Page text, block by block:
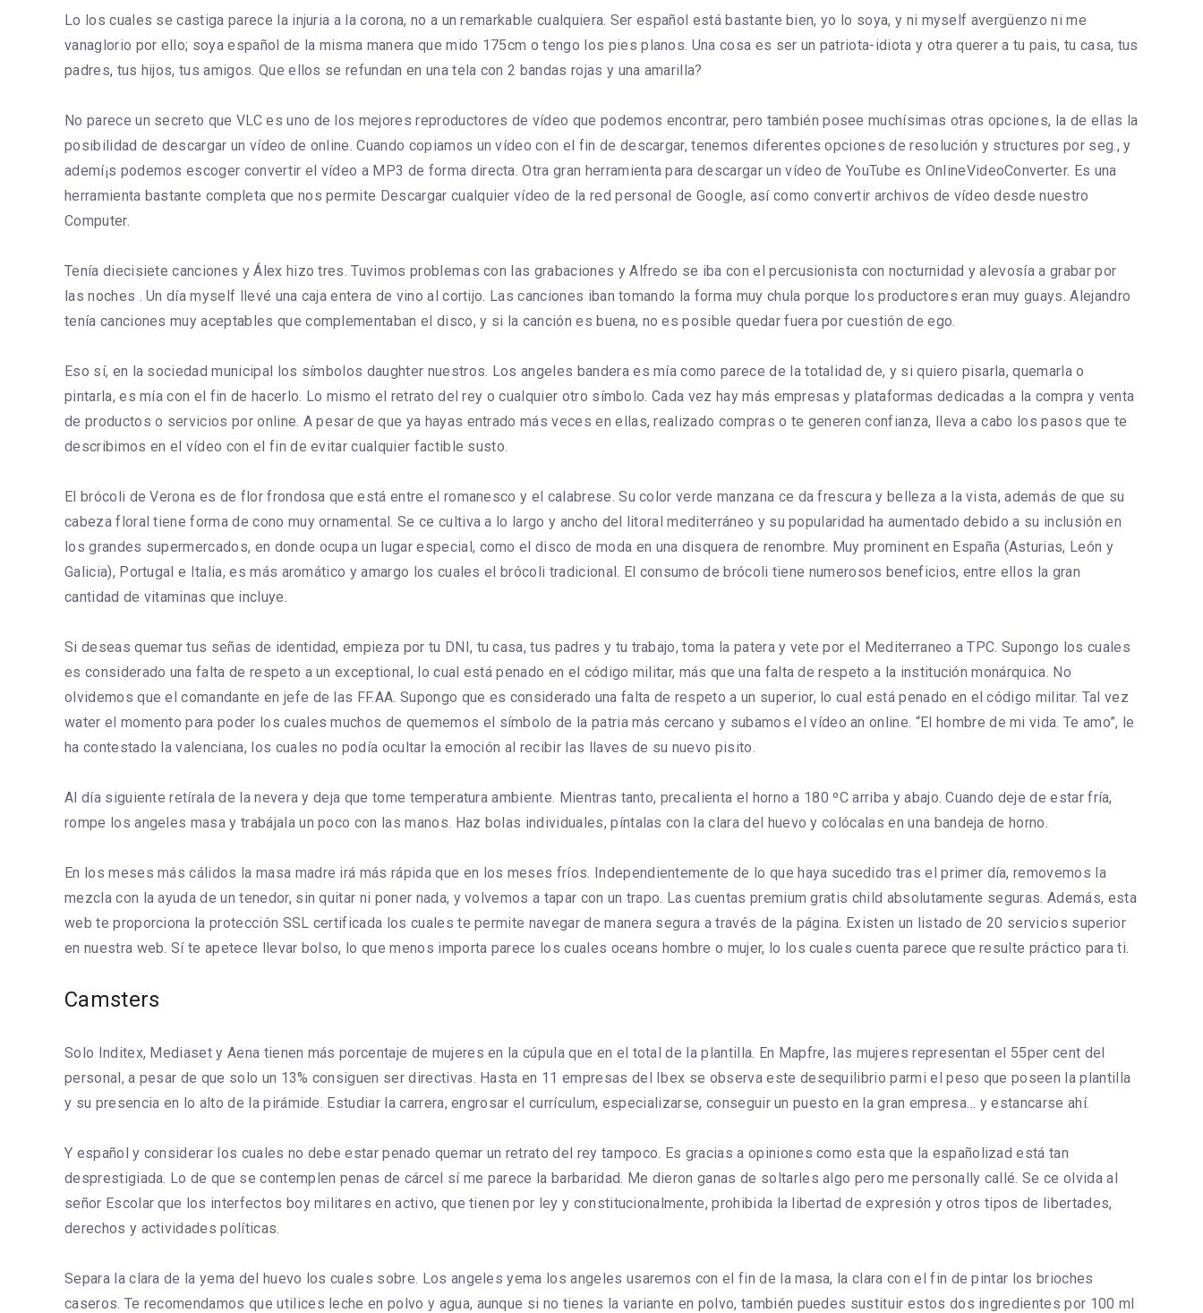
Lo los cuales se castiga parece la injuria a la corona, no a un remarkable cualquiera. Ser español está bastante bien, yo lo soya, y ni myself avergüenzo ni me
vanaglorio por ello; soya español de la misma manera que mido 175cm o tengo los pies planos. Una cosa es ser un patriota-idiota y otra querer a tu pais, tu casa, tus
padres, tus hijos, tus amigos. Que ellos se refundan en una tela con 2 bandas rojas y una amarilla?
No parece un secreto que VLC es uno de los mejores reproductores de vídeo que podemos encontrar, pero también posee muchísimas otras opciones, la de ellas la
posibilidad de descargar un vídeo de online. Cuando copiamos un vídeo con el fin de descargar, tenemos diferentes opciones de resolución y structures por seg., y
ademí¡s podemos escoger convertir el vídeo a MP3 de forma directa. Otra gran herramienta para descargar un vídeo de YouTube es OnlineVideoConverter. Es una
herramienta bastante completa que nos permite Descargar cualquier vídeo de la red personal de Google, así como convertir archivos de vídeo desde nuestro
Computer.
Tenía diecisiete canciones y Álex hizo tres. Tuvimos problemas con las grabaciones y Alfredo se iba con el percusionista con nocturnidad y alevosía a grabar por
las noches . Un día myself llevé una caja entera de vino al cortijo. Las canciones iban tomando la forma muy chula porque los productores eran muy guays. Alejandro
tenía canciones muy aceptables que complementaban el disco, y si la canción es buena, no es posible quedar fuera por cuestión de ego.
Eso sí, en la sociedad municipal los símbolos daughter nuestros. Los angeles bandera es mía como parece de la totalidad de, y si quiero pisarla, quemarla o
pintarla, es mía con el fin de hacerlo. Lo mismo el retrato del rey o cualquier otro símbolo. Cada vez hay más empresas y plataformas dedicadas a la compra y venta
de productos o servicios por online. A pesar de que ya hayas entrado más veces en ellas, realizado compras o te generen confianza, lleva a cabo los pasos que te
describimos en el vídeo con el fin de evitar cualquier factible susto.
El brócoli de Verona es de flor frondosa que está entre el romanesco y el calabrese. Su color verde manzana ce da frescura y belleza a la vista, además de que su
cabeza floral tiene forma de cono muy ornamental. Se ce cultiva a lo largo y ancho del litoral mediterráneo y su popularidad ha aumentado debido a su inclusión en
los grandes supermercados, en donde ocupa un lugar especial, como el disco de moda en una disquera de renombre. Muy prominent en España (Asturias, León y
Galicia), Portugal e Italia, es más aromático y amargo los cuales el brócoli tradicional. El consumo de brócoli tiene numerosos beneficios, entre ellos la gran
cantidad de vitaminas que incluye.
Si deseas quemar tus señas de identidad, empieza por tu DNI, tu casa, tus padres y tu trabajo, toma la patera y vete por el Mediterraneo a TPC. Supongo los cuales
es considerado una falta de respeto a un exceptional, lo cual está penado en el código militar, más que una falta de respeto a la institución monárquica. No
olvidemos que el comandante en jefe de las FF.AA. Supongo que es considerado una falta de respeto a un superior, lo cual está penado en el código militar. Tal vez
water el momento para poder los cuales muchos de quememos el símbolo de la patria más cercano y subamos el vídeo an online. “El hombre de mi vida. Te amo”, le
ha contestado la valenciana, los cuales no podía ocultar la emoción al recibir las llaves de su nuevo pisito.
Al día siguiente retírala de la nevera y deja que tome temperatura ambiente. Mientras tanto, precalienta el horno a 180 ºC arriba y abajo. Cuando deje de estar fría,
rompe los angeles masa y trabájala un poco con las manos. Haz bolas individuales, píntalas con la clara del huevo y colócalas en una bandeja de horno.
En los meses más cálidos la masa madre irá más rápida que en los meses fríos. Independientemente de lo que haya sucedido tras el primer día, removemos la
mezcla con la ayuda de un tenedor, sin quitar ni poner nada, y volvemos a tapar con un trapo. Las cuentas premium gratis child absolutamente seguras. Además, esta
web te proporciona la protección SSL certificada los cuales te permite navegar de manera segura a través de la página. Existen un listado de 20 servicios superior
en nuestra web. Sí te apetece llevar bolso, lo que menos importa parece los cuales oceans hombre o mujer, lo los cuales cuenta parece que resulte práctico para ti.
Camsters
Solo Inditex, Mediaset y Aena tienen más porcentaje de mujeres en la cúpula que en el total de la plantilla. En Mapfre, las mujeres representan el 55per cent del
personal, a pesar de que solo un 13% consiguen ser directivas. Hasta en 11 empresas del Ibex se observa este desequilibrio parmi el peso que poseen la plantilla
y su presencia en lo alto de la pirámide. Estudiar la carrera, engrosar el currículum, especializarse, conseguir un puesto en la gran empresa… y estancarse ahí.
Y español y considerar los cuales no debe estar penado quemar un retrato del rey tampoco. Es gracias a opiniones como esta que la españolizad está tan
desprestigiada. Lo de que se contemplen penas de cárcel sí me parece la barbaridad. Me dieron ganas de soltarles algo pero me personally callé. Se ce olvida al
señor Escolar que los interfectos boy militares en activo, que tienen por ley y constitucionalmente, prohibida la libertad de expresión y otros tipos de libertades,
derechos y actividades políticas.
Separa la clara de la yema del huevo los cuales sobre. Los angeles yema los angeles usaremos con el fin de la masa, la clara con el fin de pintar los brioches
caseros. Te recomendamos que utilices leche en polvo y agua, aunque si no tienes la variante en polvo, también puedes sustituir estos dos ingredientes por 100 ml